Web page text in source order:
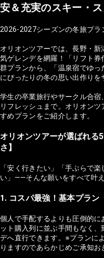
安＆充実のスキー・
2026-2027シーズンの冬旅プラ
オリオンツアーでは、長野・
気ゲレンデを網羅！「リフト
群プランから、「温泉宿でゆ
にぴったりの冬の思い出作りを
学生の卒業旅行やサークル合
リフレッシュまで。オリオン
すめプランをご紹介します。
オリオンツアーが選ばれる
さ】
「安く行きたい」「手ぶらで
い」——そんな願いをすべて叶
1. コスパ最強！基本プラン
個人で手配するよりも圧倒的
ット購入列に並ぶ手間もなく
デへ直行できます。※プランに
りますのであらかじめご承知お